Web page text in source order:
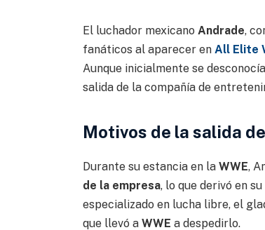
El luchador mexicano Andrade,
fanáticos al aparecer en All Elite
Aunque inicialmente se
salida de la compañía de
Motivos de la salida
Durante su estancia en la WWE,
de la empresa, lo que derivó en
especializado en lucha libre, el
que llevó a WWE a despedirlo.